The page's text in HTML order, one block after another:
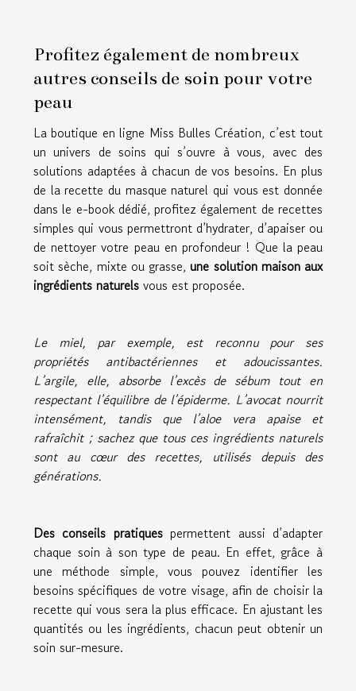
Profitez également de nombreux
autres conseils de soin pour votre
peau
La boutique en ligne Miss Bulles Création, c’est tout
un univers de soins qui s’ouvre à vous, avec des
solutions adaptées à chacun de vos besoins. En plus
de la recette du masque naturel qui vous est donnée
dans le e-book dédié, profitez également de recettes
simples qui vous permettront d’hydrater, d’apaiser ou
de nettoyer votre peau en profondeur ! Que la peau
soit sèche, mixte ou grasse, une solution maison aux
ingrédients naturels vous est proposée.
Le miel, par exemple, est reconnu pour ses
propriétés antibactériennes et adoucissantes.
L’argile, elle, absorbe l’excès de sébum tout en
respectant l’équilibre de l’épiderme. L’avocat nourrit
intensément, tandis que l’aloe vera apaise et
rafraîchit ; sachez que tous ces ingrédients naturels
sont au cœur des recettes, utilisés depuis des
générations.
Des conseils pratiques permettent aussi d’adapter
chaque soin à son type de peau. En effet, grâce à
une méthode simple, vous pouvez identifier les
besoins spécifiques de votre visage, afin de choisir la
recette qui vous sera la plus efficace. En ajustant les
quantités ou les ingrédients, chacun peut obtenir un
soin sur-mesure.